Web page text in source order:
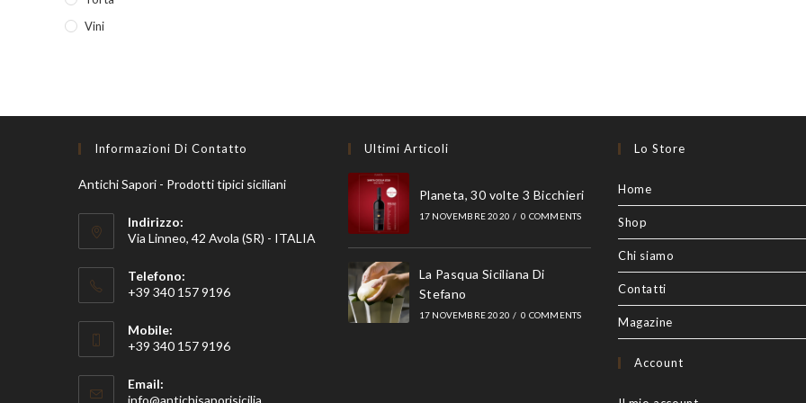
Vini
Informazioni Di Contatto
Antichi Sapori - Prodotti tipici siciliani
Indirizzo:
Via Linneo, 42 Avola (SR) - ITALIA
Telefono:
+39 340 157 9196
Mobile:
+39 340 157 9196
Email:
info@antichisaporisicilia
Ultimi Articoli
Planeta, 30 volte 3 Bicchieri
17 NOVEMBRE 2020 / 0 COMMENTS
La Pasqua Siciliana Di
Stefano
17 NOVEMBRE 2020 / 0 COMMENTS
Lo Store
Home
Shop
Chi siamo
Contatti
Magazine
Account